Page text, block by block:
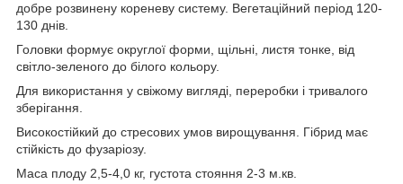
добре розвинену кореневу систему. Вегетаційний період 120-
130 днів.
Головки формує округлої форми, щільні, листя тонке, від
світло-зеленого до білого кольору.
Для використання у свіжому вигляді, переробки і тривалого
зберігання.
Високостійкий до стресових умов вирощування. Гібрид має
стійкість до фузаріозу.
Маса плоду 2,5-4,0 кг, густота стояння 2-3 м.кв.